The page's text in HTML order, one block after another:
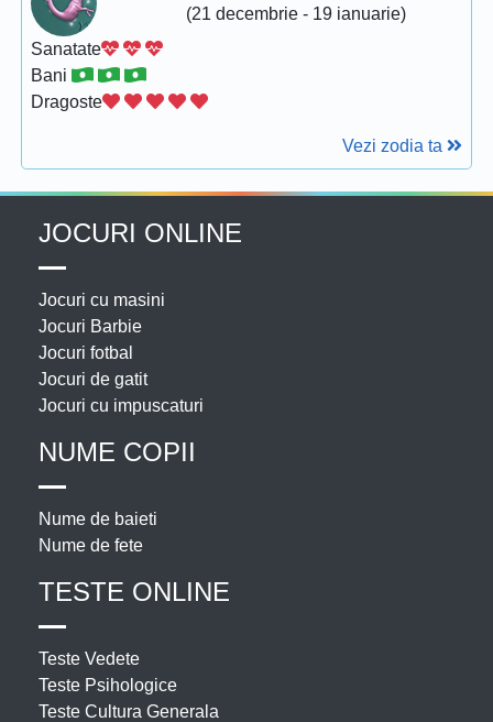
(21 decembrie - 19 ianuarie)
Sanatate
Bani
Dragoste
Vezi zodia ta
JOCURI ONLINE
Jocuri cu masini
Jocuri Barbie
Jocuri fotbal
Jocuri de gatit
Jocuri cu impuscaturi
NUME COPII
Nume de baieti
Nume de fete
TESTE ONLINE
Teste Vedete
Teste Psihologice
Teste Cultura Generala